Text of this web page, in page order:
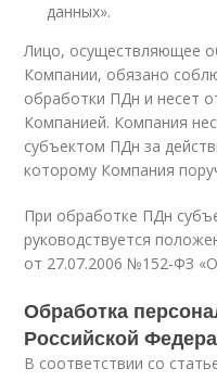
данных».
Лицо, осуществляющее
Компании, обязано
обработки ПДн и несет
Компанией. Компания
субъектом ПДн за
которому Компания
При обработке ПДн
руководствуется
от 27.07.2006 №152-ФЗ
Обработка
Российской
В соответствии со